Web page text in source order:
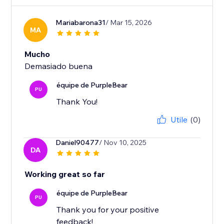
MA
Mariabarona31/ Mar 15, 2026
Mucho
Demasiado buena
PU équipe de PurpleBear
Thank You!
Utile (0)
DA
Daniel90477/ Nov 10, 2025
Working great so far
PU équipe de PurpleBear
Thank you for your positive
feedback!